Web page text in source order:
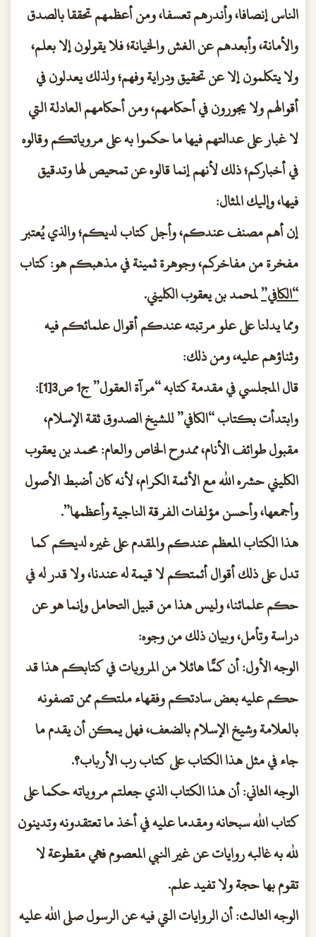
الناس إنصافا، وأندرهم تعسفا، ومن أعظمهم تحققا بالصدق
والأمانة، وأبعدهم عن الغش والخيانة؛ فلا يقولون إلا بعلم،
ولا يتكلمون إلا عن تحقيق ودراية وفهم؛ ولذلك يعدلون في
أقوالهم ولا يجورون في أحكامهم، ومن أحكامهم العادلة التي
لا غبار على عدالتهم فيها ما حكموا به على مروياتكم وقالوه
في أخباركم؛ ذلك لأنهم إنما قالوه عن تمحيص لها وتدقيق
فيها، وإليك المثال:
إن أهم مصنف عندكم، وأجل كتاب لديكم؛ والذي يُعتبر
مفخرة من مفاخركم، وجوهرة ثمينة في مذهبكم هو: كتاب
“الكافي”لمحمد بن يعقوب الكليني.
ومما يدلنا على علو مرتبته عندكم أقوال علمائكم فيه
وثناؤهم عليه، ومن ذلك:
قال المجلسي في مقدمة كتابه “مرآة العقول” ج1 ص3[1]:
وابتدأت بكتاب “الكافي” للشيخ الصدوق ثقة الإسلام،
مقبول طوائف الأنام، ممدوح الخاص والعام: محمد بن يعقوب
الكليني حشره الله مع الأئمة الكرام، لأنه كان أضبط الأصول
وأجمعها، وأحسن مؤلفات الفرقة الناجية وأعظمها”.
هذا الكتاب المعظم عندكم والمقدم على غيره لديكم كما
تدل على ذلك أقوال أئمتكم لا قيمة له عندنا، ولا قدر له في
حكم علمائنا، وليس هذا من قبيل التحامل وإنما هو عن
دراسة وتأمل، وبيان ذلك من وجوه:
الوجه الأول: أن كمًّا هائلا من المرويات في كتابكم هذا قد
حكم عليه بعض سادتكم وفقهاء ملتكم ممن تصفونه
بالعلامة وشيخ الإسلام بالضعف، فهل يمكن أن يقدم ما
جاء في مثل هذا الكتاب على كتاب رب الأرباب؟.
الوجه الثاني: أن هذا الكتاب الذي جعلتم مروياته حكما على
كتاب الله سبحانه ومقدما عليه في أخذ ما تعتقدونه وتدينون
لله به غالبه روايات عن غير النبي المعصوم فهي مقطوعة لا
تقوم بها حجة ولا تفيد علم.
الوجه الثالث: أن الروايات التي فيه عن الرسول صلى الله عليه